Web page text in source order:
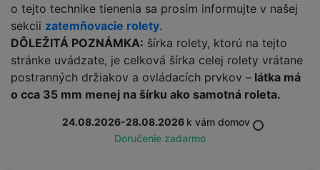
o tejto technike tienenia sa prosím informujte v našej
sekcii zatemňovacie rolety.
DÔLEŽITÁ POZNÁMKA: šírka rolety, ktorú na tejto
stránke uvádzate, je celková šírka celej rolety vrátane
postranných držiakov a ovládacích prvkov – látka má
o cca 35 mm menej na šírku ako samotná roleta.
24.08.2026-28.08.2026 k vám domov
Doručenie zadarmo